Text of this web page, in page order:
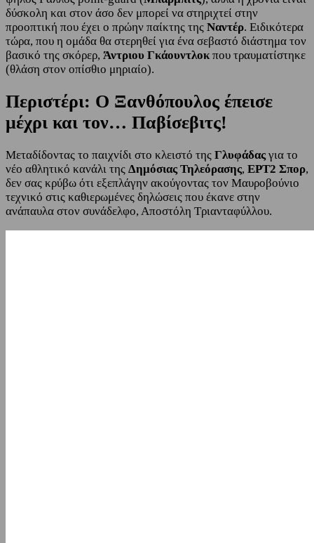
δύσκολη και στον άσο δεν μπορεί να στηριχτεί στην
προοπτική που έχει o πρώην παίκτης της Ναντέρ. Ειδικότερα
τώρα, που η ομάδα θα στερηθεί για ένα σεβαστό διάστημα τον
βασικό της σκόρερ, Άντριου Γκάουντλοκ που τραυματίστηκε
(θλάση στον οπίσθιο μηριαίο).
Περιστέρι: Ο Ξανθόπουλος έπεισε
μέχρι και τον… Παβίσεβιτς!
Μεταδίδοντας το παιχνίδι στο κλειστό της Γλυφάδας για το
νέο αθλητικό κανάλι της Δημόσιας Τηλεόρασης, ΕΡΤ2 Σπορ,
δεν σας κρύβω ότι εξεπλάγην ακούγοντας τον Μαυροβούνιο
τεχνικό στις καθιερωμένες δηλώσεις που έκανε στην
ανάπαυλα στον συνάδελφο, Αποστόλη Τριανταφύλλου.